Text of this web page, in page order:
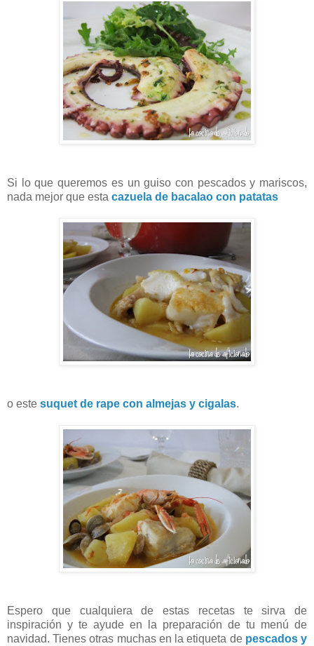
Si lo que queremos es un guiso con pescados y mariscos,
nada mejor que esta cazuela de bacalao con patatas
o este suquet de rape con almejas y cigalas.
Espero que cualquiera de estas recetas te sirva de
inspiración y te ayude en la preparación de tu menú de
navidad. Tienes otras muchas en la etiqueta de pescados y